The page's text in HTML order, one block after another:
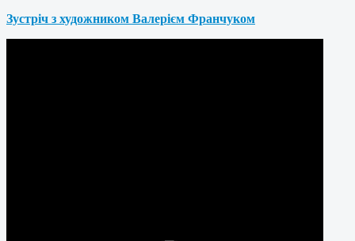
Зустріч з художником Валерієм Франчуком